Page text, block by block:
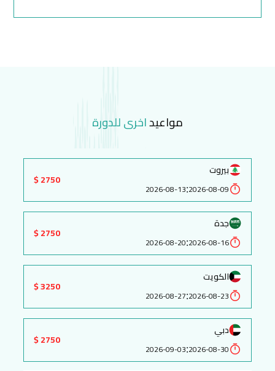
مواعيداخرى للدورة
بيروت
2026-08-09
:
2026-08-13
2750 $
جدة
2026-08-16
:
2026-08-20
2750 $
الكويت
2026-08-23
:
2026-08-27
3250 $
دبي
2026-08-30
:
2026-09-03
2750 $